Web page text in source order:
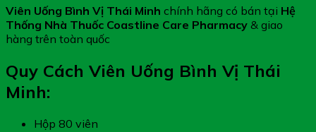
số
lượng
Viên Uống Bình Vị Thái Minh chính hãng có bán tại Hệ
Thống Nhà Thuốc Coastline Care Pharmacy & giao
hàng trên toàn quốc
Quy Cách Viên Uống Bình Vị Thái
Minh:
Hộp 80 viên